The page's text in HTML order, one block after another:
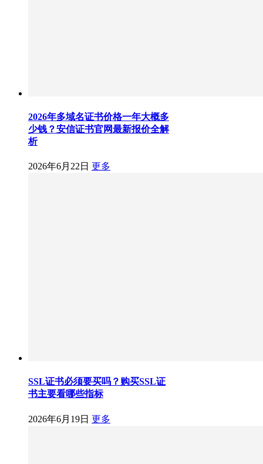
2026年多域名证书价格一年大概多
少钱？安信证书官网最新报价全解
析
2026年6月22日 更多
SSL证书必须要买吗？购买SSL证
书主要看哪些指标
2026年6月19日 更多